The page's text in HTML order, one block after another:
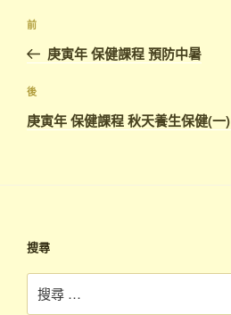
文
導
覽
上
一
篇
文
章
前
庚寅年 保健課程 預防中暑
下
篇
文
後
庚寅年 保健課程 秋天養生保健(一)
搜尋
尋：